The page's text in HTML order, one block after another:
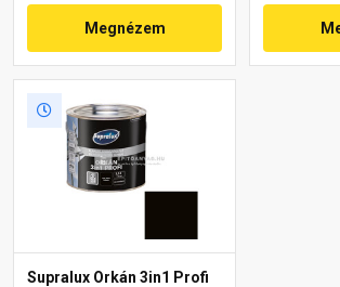
Megnézem
Supralux Orkán 3in1 Profi